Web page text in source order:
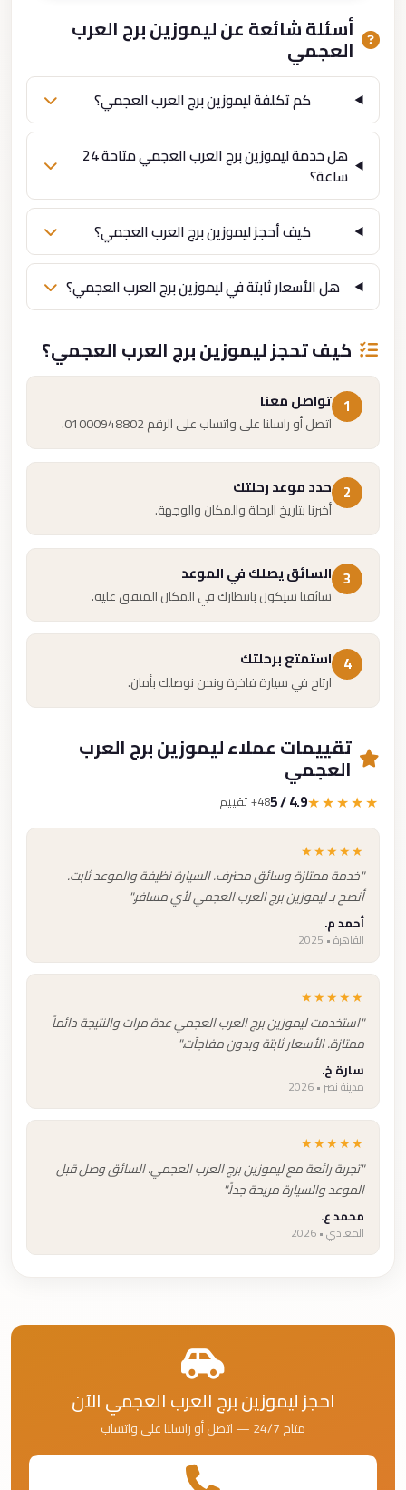
أسئلة شائعة عن ليموزين برج العرب
العجمي
كم تكلفة ليموزين برج العرب العجمي؟
هل خدمة ليموزين برج العرب العجمي متاحة 24
ساعة؟
كيف أحجز ليموزين برج العرب العجمي؟
هل الأسعار ثابتة في ليموزين برج العرب العجمي؟
كيف تحجز ليموزين برج العرب العجمي؟
1 تواصل معنا
اتصل أو راسلنا على واتساب على الرقم 01000948802.
2 حدد موعد رحلتك
أخبرنا بتاريخ الرحلة والمكان والوجهة.
3 السائق يصلك في الموعد
سائقنا سيكون بانتظارك في المكان المتفق عليه.
4 استمتع برحلتك
ارتاح في سيارة فاخرة ونحن نوصلك بأمان.
تقييمات عملاء ليموزين برج العرب
العجمي
★★★★★
4.9 / 5 48+ تقييم
★★★★★
"خدمة ممتازة وسائق محترف. السيارة نظيفة والموعد ثابت.
أنصح بـ ليموزين برج العرب العجمي لأي مسافر."
أحمد م.
القاهرة • 2025
★★★★★
"استخدمت ليموزين برج العرب العجمي عدة مرات والنتيجة دائماً
ممتازة. الأسعار ثابتة وبدون مفاجآت."
سارة خ.
مدينة نصر • 2026
★★★★★
"تجربة رائعة مع ليموزين برج العرب العجمي. السائق وصل قبل
الموعد والسيارة مريحة جداً."
محمد ع.
المعادي • 2026
احجز ليموزين برج العرب العجمي الآن
متاح 24/7 — اتصل أو راسلنا على واتساب